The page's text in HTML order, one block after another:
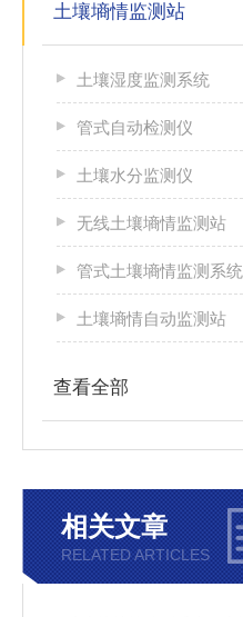
土壤墒情监测站
土壤湿度监测系统
管式自动检测仪
土壤水分监测仪
无线土壤墒情监测站
管式土壤墒情监测系统
土壤墒情自动监测站
查看全部
相关文章
RELATED ARTICLES